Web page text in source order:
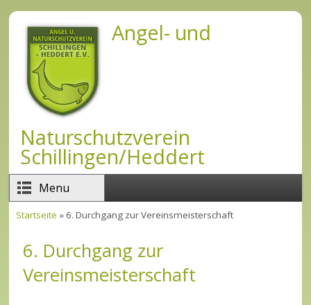
Direkt zum Inhalt Angel- und
Naturschutzverein
Schillingen/Heddert
Menu
Startseite » 6. Durchgang zur Vereinsmeisterschaft
6. Durchgang zur
Vereinsmeisterschaft